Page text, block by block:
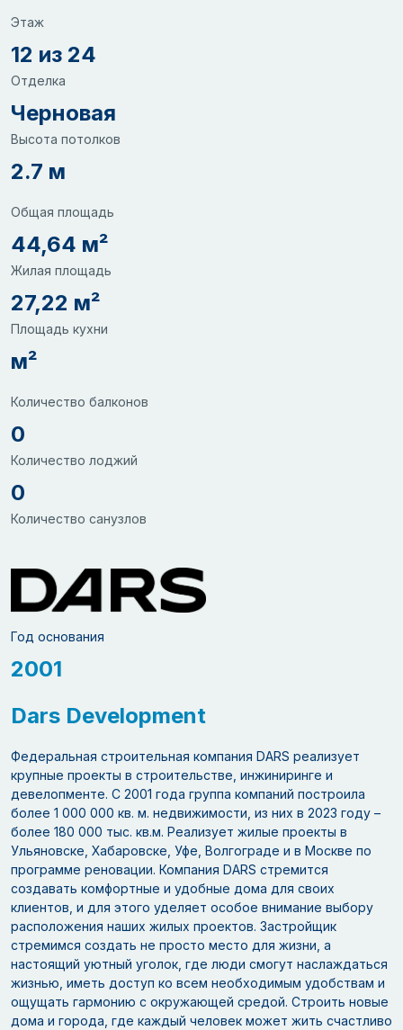
Этаж
12 из 24
Отделка
Черновая
Высота потолков
2.7 м
Общая площадь
44,64 м²
Жилая площадь
27,22 м²
Площадь кухни
м²
Количество балконов
0
Количество лоджий
0
Количество санузлов
Год основания
2001
Dars Development
Федеральная строительная компания DARS реализует
крупные проекты в строительстве, инжиниринге и
девелопменте. С 2001 года группа компаний построила
более 1 000 000 кв. м. недвижимости, из них в 2023 году –
более 180 000 тыс. кв.м. Реализует жилые проекты в
Ульяновске, Хабаровске, Уфе, Волгограде и в Москве по
программе реновации. Компания DARS стремится
создавать комфортные и удобные дома для своих
клиентов, и для этого уделяет особое внимание выбору
расположения наших жилых проектов. Застройщик
стремимся создать не просто место для жизни, а
настоящий уютный уголок, где люди смогут наслаждаться
жизнью, иметь доступ ко всем необходимым удобствам и
ощущать гармонию с окружающей средой. Строить новые
дома и города, где каждый человек может жить счастливо